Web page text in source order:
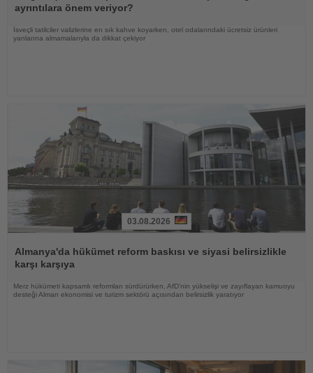
ayrıntılara önem veriyor?
İsveçli tatilciler valizlerine en sık kahve koyarken, otel odalarındaki ücretsiz ürünleri
yanlarına almamalarıyla da dikkat çekiyor
Oku
03.08.2026
Almanya'da hükümet reform baskısı ve siyasi belirsizlikle
karşı karşıya
Merz hükümeti kapsamlı reformları sürdürürken, AfD'nin yükselişi ve zayıflayan kamuoyu
desteği Alman ekonomisi ve turizm sektörü açısından belirsizlik yaratıyor